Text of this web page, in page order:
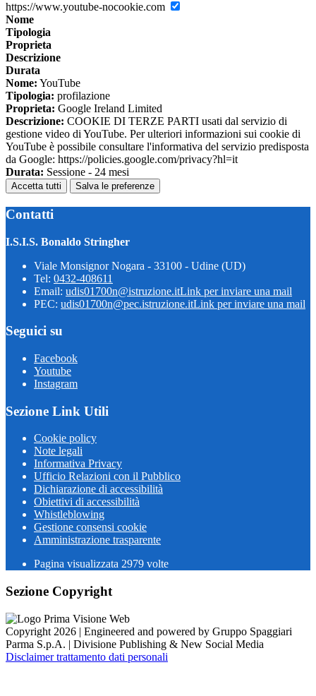
https://www.youtube-nocookie.com
Nome
Tipologia
Proprieta
Descrizione
Durata
Nome: YouTube
Tipologia: profilazione
Proprieta: Google Ireland Limited
Descrizione: COOKIE DI TERZE PARTI usati dal servizio di
gestione video di YouTube. Per ulteriori informazioni sui cookie di
YouTube è possibile consultare l'informativa del servizio predisposta
da Google: https://policies.google.com/privacy?hl=it
Durata: Sessione - 24 mesi
Accetta tutti Salva le preferenze
Contatti
I.S.I.S. Bonaldo Stringher
Viale Monsignor Nogara - 33100 - Udine (UD)
Tel: 0432-408611
Email: udis01700n@istruzione.itLink per inviare una mail
PEC: udis01700n@pec.istruzione.itLink per inviare una mail
Seguici su
Facebook
Youtube
Instagram
Sezione Link Utili
Cookie policy
Note legali
Informativa Privacy
Ufficio Relazioni con il Pubblico
Dichiarazione di accessibilità
Obiettivi di accessibilità
Whistleblowing
Gestione consensi cookie
Amministrazione trasparente
Pagina visualizzata 2979 volte
Sezione Copyright
Copyright 2026 | Engineered and powered by Gruppo Spaggiari
Parma S.p.A. | Divisione Publishing & New Social Media
Disclaimer trattamento dati personali